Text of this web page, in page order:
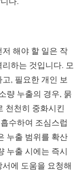
해야 할 일은 작
하는 것입니다. 모
, 필요한 개인 보
량 누출의 경우, 묽
천천히 중화시킨
수하여 조심스럽
누출 범위를 확산
누출 시에는 즉시
에 도움을 요청해